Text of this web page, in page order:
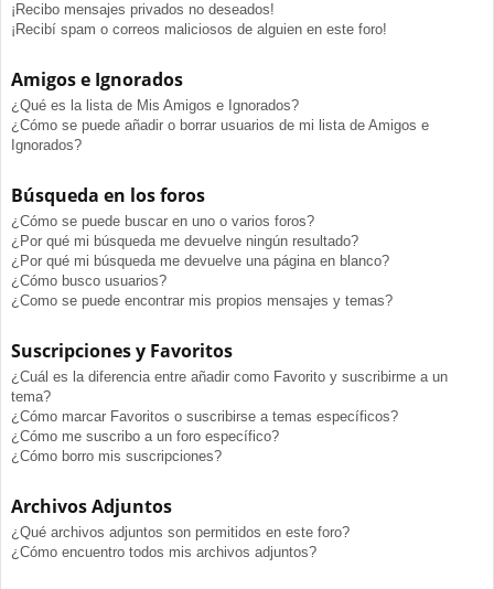
¡Recibo mensajes privados no deseados!
¡Recibí spam o correos maliciosos de alguien en este foro!
Amigos e Ignorados
¿Qué es la lista de Mis Amigos e Ignorados?
¿Cómo se puede añadir o borrar usuarios de mi lista de Amigos e
Ignorados?
Búsqueda en los foros
¿Cómo se puede buscar en uno o varios foros?
¿Por qué mi búsqueda me devuelve ningún resultado?
¿Por qué mi búsqueda me devuelve una página en blanco?
¿Cómo busco usuarios?
¿Como se puede encontrar mis propios mensajes y temas?
Suscripciones y Favoritos
¿Cuál es la diferencia entre añadir como Favorito y suscribirme a un
tema?
¿Cómo marcar Favoritos o suscribirse a temas específicos?
¿Cómo me suscribo a un foro específico?
¿Cómo borro mis suscripciones?
Archivos Adjuntos
¿Qué archivos adjuntos son permitidos en este foro?
¿Cómo encuentro todos mis archivos adjuntos?